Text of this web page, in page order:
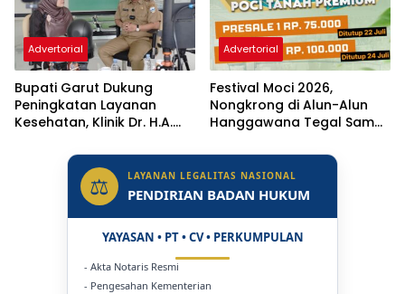
Advertorial
Bupati Garut Dukung
Peningkatan Layanan
Kesehatan, Klinik Dr. H.A.
Status Jadi Rumah Sakit
Advertorial
Festival Moci 2026,
Nongkrong di Alun-Alun
Hanggawana Tegal Sambil
⚖ LAYANAN LEGALITAS NASIONAL
PENDIRIAN BADAN HUKUM
YAYASAN • PT • CV • PERKUMPULAN
- Akta Notaris Resmi
- Pengesahan Kementerian